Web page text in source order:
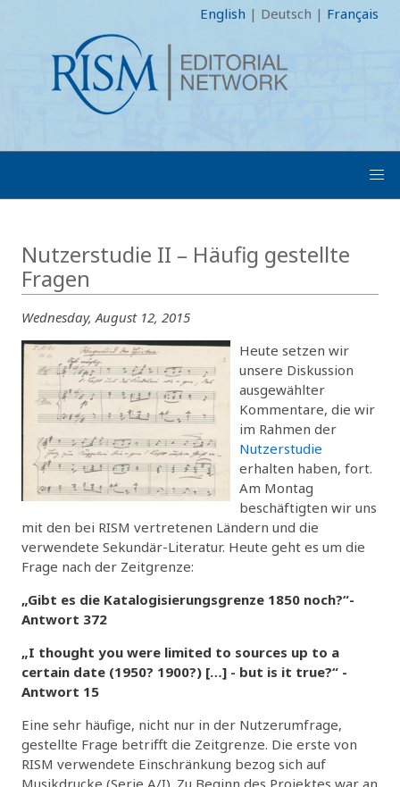
English | Deutsch | Français
Nutzerstudie II – Häufig gestellte
Fragen
Wednesday, August 12, 2015
Heute setzen wir
unsere Diskussion
ausgewählter
Kommentare, die wir
im Rahmen der
Nutzerstudie
erhalten haben, fort.
Am Montag
beschäftigten wir uns
mit den bei RISM vertretenen Ländern und die
verwendete Sekundär-Literatur. Heute geht es um die
Frage nach der Zeitgrenze:
„Gibt es die Katalogisierungsgrenze 1850 noch?“-
Antwort 372
„I thought you were limited to sources up to a
certain date (1950? 1900?) […] - but is it true?“ -
Antwort 15
Eine sehr häufige, nicht nur in der Nutzerumfrage,
gestellte Frage betrifft die Zeitgrenze. Die erste von
RISM verwendete Einschränkung bezog sich auf
Musikdrucke (Serie A/I). Zu Beginn des Projektes war an